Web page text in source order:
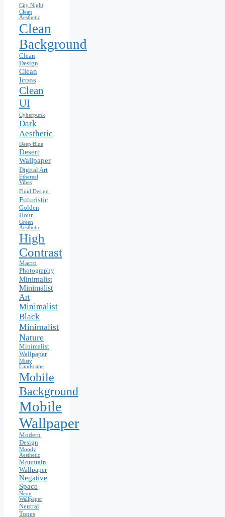
City Night
Clean
Aesthetic
Clean
Background
Clean
Design
Clean
Icons
Clean
UI
Cyberpunk
Dark
Aesthetic
Deep Blue
Desert
Wallpaper
Digital Art
Ethereal
Vibes
Fluid Design
Futuristic
Golden
Hour
Green
Aesthetic
High
Contrast
Macro
Photography
Minimalist
Minimalist
Art
Minimalist
Black
Minimalist
Nature
Minimalist
Wallpaper
Misty
Landscape
Mobile
Background
Mobile
Wallpaper
Modern
Design
Moody
Aesthetic
Mountain
Wallpaper
Negative
Space
Neon
Wallpaper
Neutral
Tones